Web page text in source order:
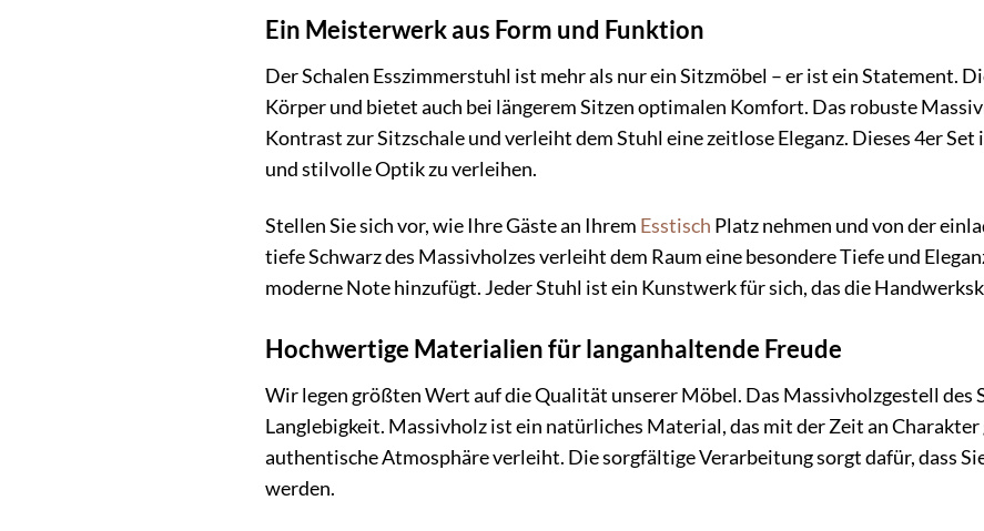
Ein Meisterwerk aus Form und Funktion
Der Schalen Esszimmerstuhl ist mehr als nur ein Sitzmöbel – er ist ein Statement.
Körper und bietet auch bei längerem Sitzen optimalen Komfort. Das robuste
Kontrast zur Sitzschale und verleiht dem Stuhl eine zeitlose Eleganz. Dieses 4er
und stilvolle Optik zu verleihen.
Stellen Sie sich vor, wie Ihre Gäste an Ihrem Esstisch Platz nehmen und von der
tiefe Schwarz des Massivholzes verleiht dem Raum eine besondere Tiefe und
moderne Note hinzufügt. Jeder Stuhl ist ein Kunstwerk für sich, das die
Hochwertige Materialien für langanhaltende Freude
Wir legen größten Wert auf die Qualität unserer Möbel. Das Massivholzgestell
Langlebigkeit. Massivholz ist ein natürliches Material, das mit der Zeit an
authentische Atmosphäre verleiht. Die sorgfältige Verarbeitung sorgt dafür, dass
werden.